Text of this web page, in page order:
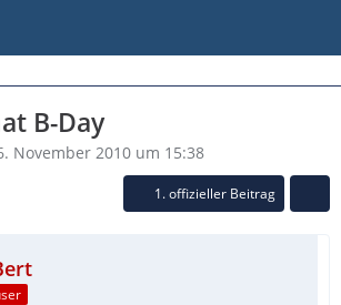
B-Day
November 2010 um 15:38
1. offizieller Beitrag